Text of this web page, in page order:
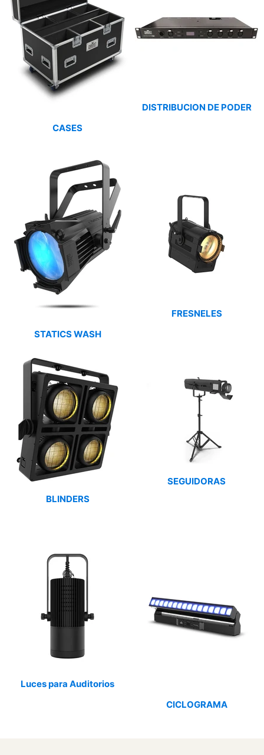
CASES
DISTRIBUCION DE PODER
STATICS WASH
FRESNELES
BLINDERS
SEGUIDORAS
Luces para Auditorios
CICLOGRAMA